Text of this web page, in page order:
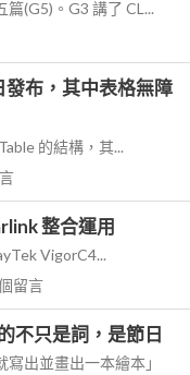
(G5)。G3 講了 CL...
布，其中表格無障
的結構，其...
整合運用
VigorC4...
留言
不只是詞，是節日
出並畫出一本繪本」